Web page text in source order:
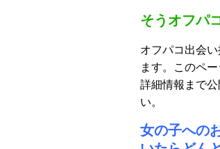
そうオフパ
オフパコ出会
ます。このペ
詳細情報まで
い。
女の子への